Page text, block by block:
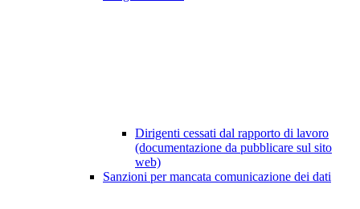
Dirigenti cessati dal rapporto di lavoro
(documentazione da pubblicare sul sito
web)
Sanzioni per mancata comunicazione dei dati